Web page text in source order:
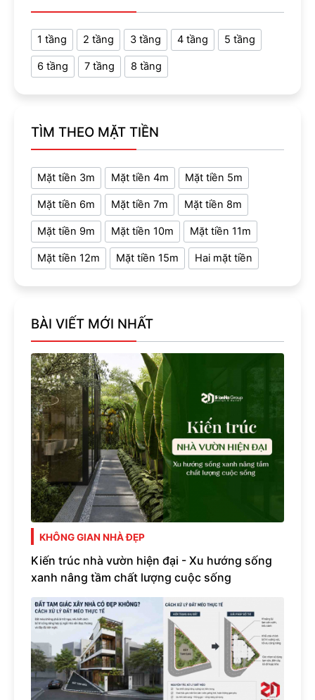
1 tầng 2 tầng 3 tầng 4 tầng 5 tầng
6 tầng 7 tầng 8 tầng
TÌM THEO MẶT TIỀN
Mặt tiền 3m Mặt tiền 4m Mặt tiền 5m
Mặt tiền 6m Mặt tiền 7m Mặt tiền 8m
Mặt tiền 9m Mặt tiền 10m Mặt tiền 11m
Mặt tiền 12m Mặt tiền 15m Hai mặt tiền
BÀI VIẾT MỚI NHẤT
KHÔNG GIAN NHÀ ĐẸP
Kiến trúc nhà vườn hiện đại - Xu hướng sống
xanh nâng tầm chất lượng cuộc sống